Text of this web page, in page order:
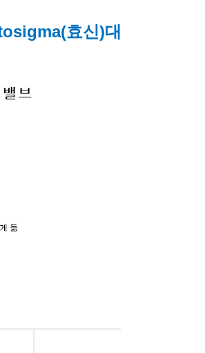
효신)대리점 가온